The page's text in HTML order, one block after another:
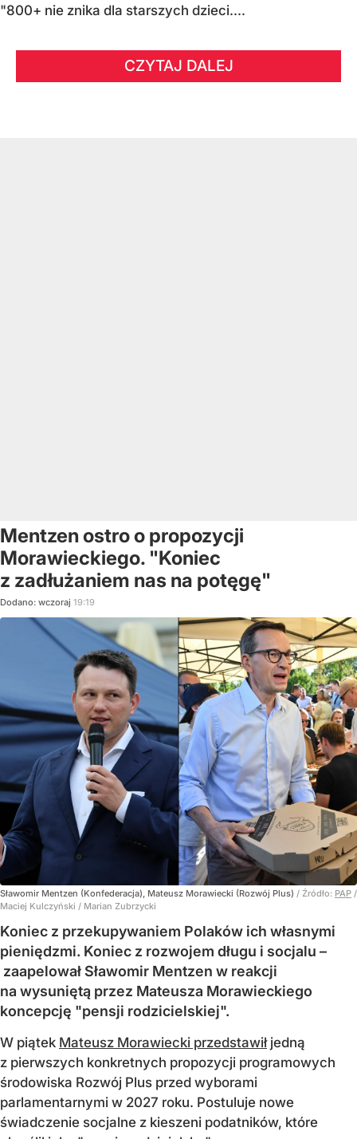
"800+ nie znika dla starszych dzieci....
CZYTAJ DALEJ
Mentzen ostro o propozycji
Morawieckiego. "Koniec
z zadłużaniem nas na potęgę"
Dodano: wczoraj 19:19
Sławomir Mentzen (Konfederacja), Mateusz Morawiecki (Rozwój Plus) / Źródło: PAP /
Maciej Kulczyński / Marian Zubrzycki
Koniec z przekupywaniem Polaków ich własnymi
pieniędzmi. Koniec z rozwojem długu i socjalu –
zaapelował Sławomir Mentzen w reakcji
na wysuniętą przez Mateusza Morawieckiego
koncepcję "pensji rodzicielskiej".
W piątek Mateusz Morawiecki przedstawiłjedną
z pierwszych konkretnych propozycji programowych
środowiska Rozwój Plus przed wyborami
parlamentarnymi w 2027 roku. Postuluje nowe
świadczenie socjalne z kieszeni podatników, które